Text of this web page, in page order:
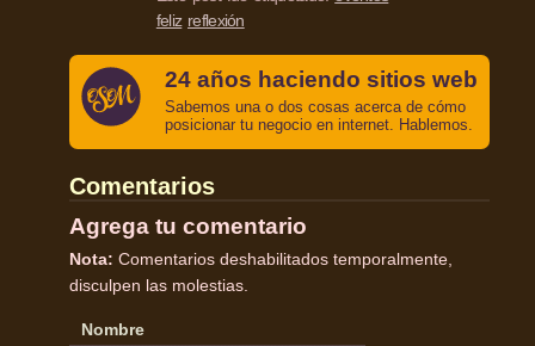
feliz reflexión
24 años haciendo sitios web
Sabemos una o dos cosas acerca de cómo
posicionar tu negocio en internet. Hablemos.
Comentarios
Agrega tu comentario
Nota: Comentarios deshabilitados temporalmente,
disculpen las molestias.
Nombre